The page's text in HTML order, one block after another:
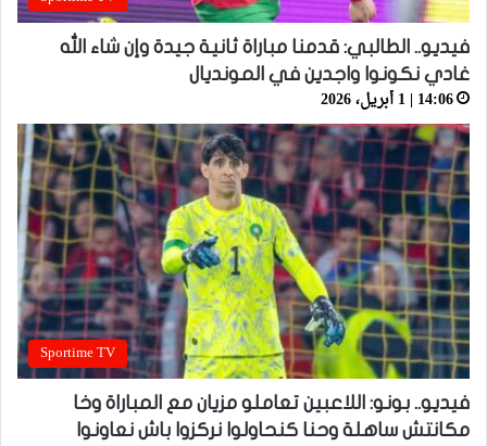
فيديو.. الطالبي: قدمنا مباراة ثانية جيدة وإن شاء الله
غادي نكونوا واجدين في المونديال
14:06 | 1 أبريل، 2026
Sportime TV
فيديو.. بونو: اللاعبين تعاملو مزيان مع المباراة وخا
مكانتش ساهلة وحنا كنحاولوا نركزوا باش نعاونوا